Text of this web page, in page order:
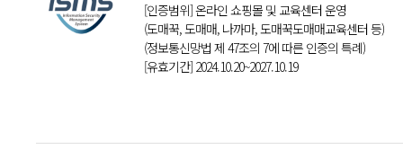
[인증범위] 온라인 쇼핑몰 및 교육센터 운영
(도매꾹, 도매매, 나까마, 도매꾹도매매교육센터 등)
(정보통신망법 제 47조의 7에 따른 인증의 특례)
[유효기간] 2024.10.20~2027.10.19